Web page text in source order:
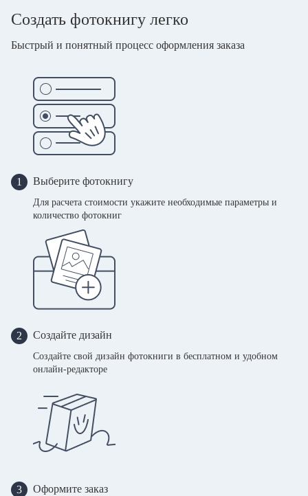
Создать фотокнигу легко
Быстрый и понятный процесс оформления заказа
1 Выберите фотокнигу
Для расчета стоимости укажите необходимые параметры и
количество фотокниг
2 Создайте дизайн
Создайте свой дизайн фотокниги в бесплатном и удобном
онлайн-редакторе
3 Оформите заказ